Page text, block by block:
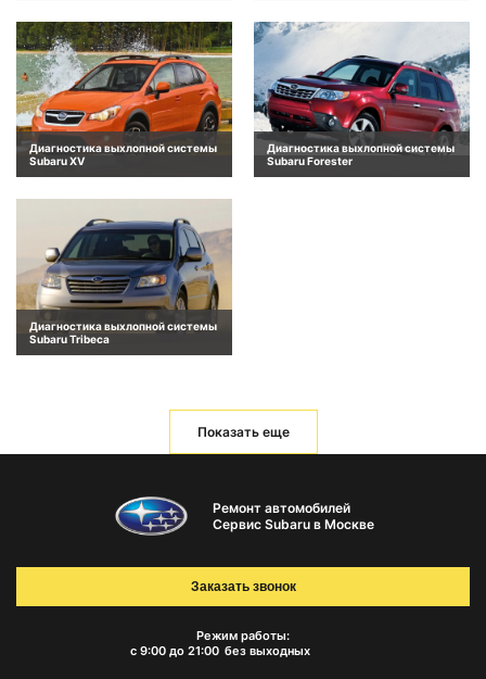
Диагностика выхлопной системы
Subaru XV
Диагностика выхлопной системы
Subaru Forester
Диагностика выхлопной системы
Subaru Tribeca
Показать еще
Ремонт автомобилей
Сервис Subaru в Москве
Режим работы:
с 9:00 до 21:00 без выходных
Заказать звонок